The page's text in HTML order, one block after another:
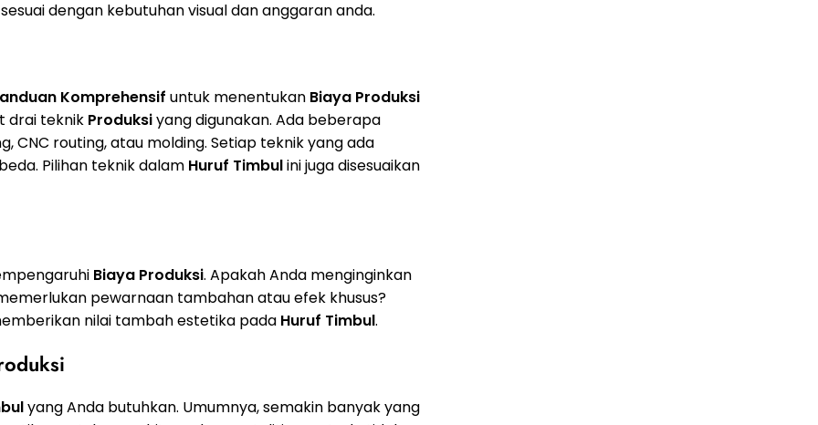
dengan kebutuhan visual dan anggaran anda.
Komprehensif untuk menentukan Biaya Produksi
drai teknik Produksiyang digunakan. Ada beberapa
CNC routing, atau molding. Setiap teknik yang ada
Pilihan teknik dalam Huruf Timbulini juga disesuaikan
Biaya Produksi. Apakah Anda menginginkan
pewarnaan tambahan atau efek khusus?
nilai tambah estetika pada Huruf Timbul.
yang Anda butuhkan. Umumnya, semakin banyak yang